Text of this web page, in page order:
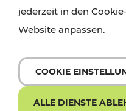
jederzeit in den
Website anpassen.
COOKIE
ALLE DIENSTE